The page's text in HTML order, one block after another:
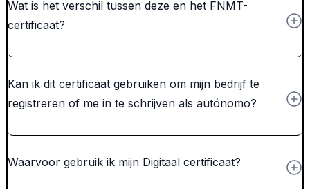
Wat is het verschil tussen deze en het FNMT-
certificaat?
Kan ik dit certificaat gebruiken om mijn bedrijf te
registreren of me in te schrijven als autónomo?
Waarvoor gebruik ik mijn Digitaal certificaat?